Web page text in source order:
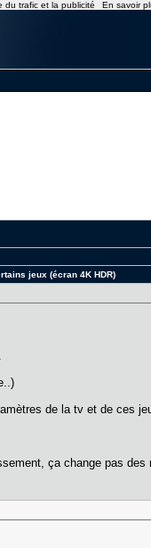
jeux (écran 4K HDR)
de la tv et de ces
ça change pas
du trafic et la publicité En savoir